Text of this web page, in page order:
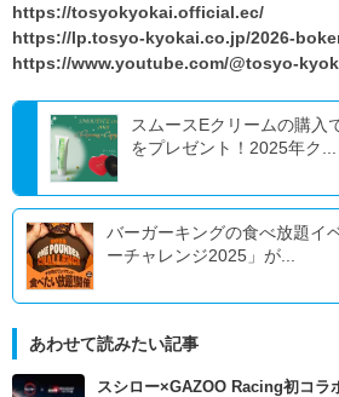
https://tosyokyokai.official.ec/
https://lp.tosyo-kyokai.co.jp/2026-
https://www.youtube.com/@tosyo-
スムースEクリームの購入
をプレゼント！2025年ク...
バーガーキングの食べ放題イ
ーチャレンジ2025」が...
あわせて読みたい記事
スシロー×GAZOO Racing初コラ